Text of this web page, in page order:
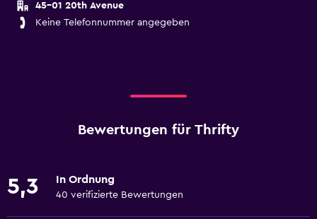
45-01 20th Avenue
Keine Telefonnummer angegeben
Bewertungen für Thrifty
5,3 In Ordnung
40 verifizierte Bewertungen